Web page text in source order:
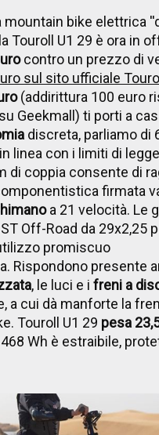
mountain bike elettrica
Touroll U1 29 è ora in
contro un prezzo di
sul sito ufficiale
(addirittura 100 euro
Geekmall) ti porti a
discreta, parliamo di
linea con i limiti di
di coppia consente di
firmata
a 21 velocità. Le
Off-Road da 29x2,25
promiscuo
Rispondono presente
, le luci e ifreni a
a cui dà manforte la
Touroll U1 29 pesa
Wh è estraibile,